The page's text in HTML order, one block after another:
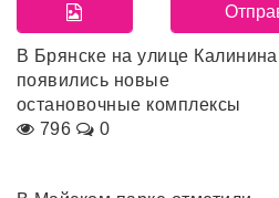
В Брянске на улице Калинина
появились новые
остановочные комплексы
796
0